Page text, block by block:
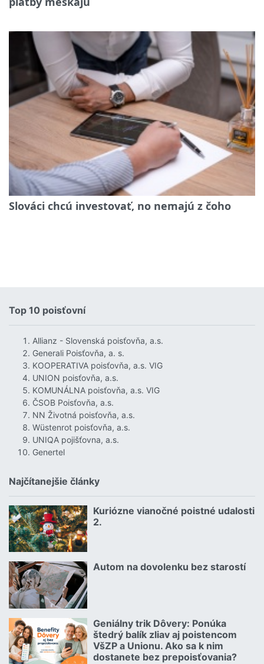
Slováci chcú investovať, no nemajú z čoho
Top 10 poisťovní
Allianz - Slovenská poisťovňa, a.s.
Generali Poisťovňa, a. s.
KOOPERATIVA poisťovňa, a.s. VIG
UNION poisťovňa, a.s.
KOMUNÁLNA poisťovňa, a.s. VIG
ČSOB Poisťovňa, a.s.
NN Životná poisťovňa, a.s.
Wüstenrot poisťovňa, a.s.
UNIQA pojišťovna, a.s.
Genertel
Najčítanejšie články
Kuriózne vianočné poistné udalosti
2.
18.12.2024 | | redakcia
Autom na dovolenku bez starostí
02.07.2026 |
Geniálny trik Dôvery: Ponúka
štedrý balík zliav aj poistencom
VšZP a Unionu. Ako sa k nim
dostanete bez prepoisťovania?
06.07.2026 | | redakcia